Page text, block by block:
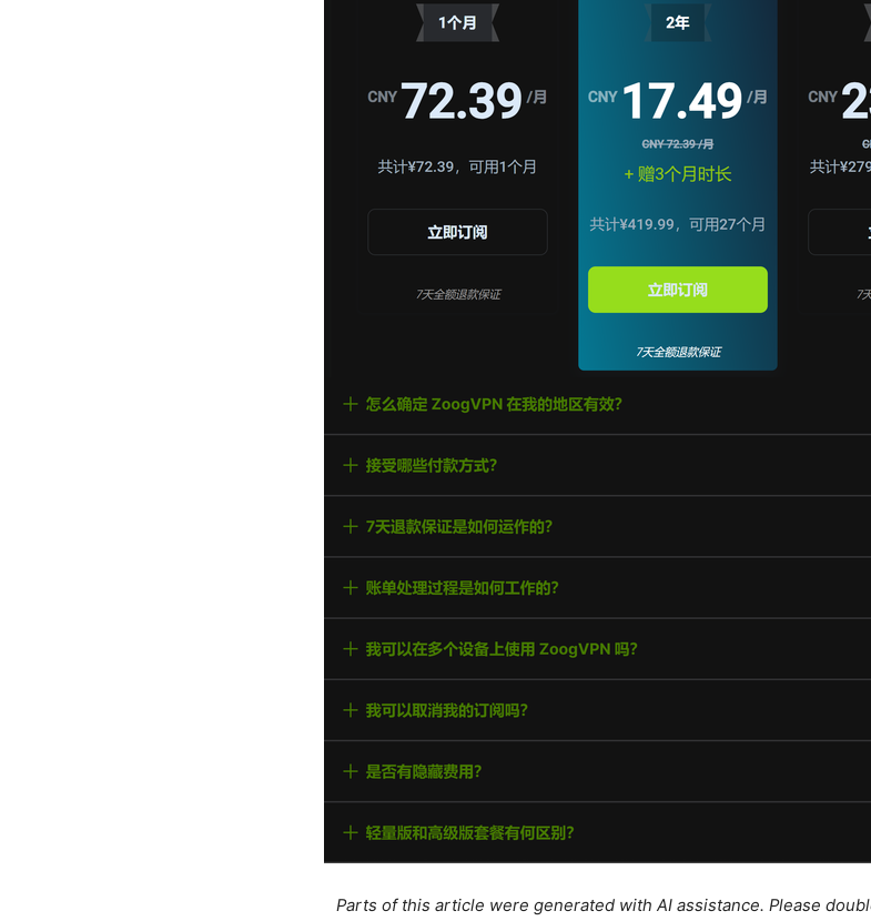
Parts of this article were generated with AI assistance. Please